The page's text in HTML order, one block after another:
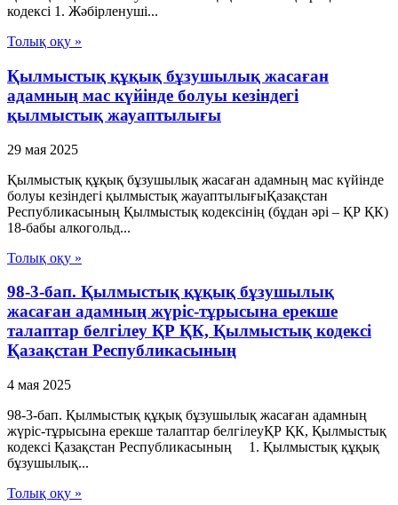
кодексi 1. Жәбiрленушi...
Толық оқу »
Қылмыстық құқық бұзушылық жасаған
адамның мас күйінде болуы кезіндегі
қылмыстық жауаптылығы
29 мая 2025
Қылмыстық құқық бұзушылық жасаған адамның мас күйінде
болуы кезіндегі қылмыстық жауаптылығыҚазақстан
Республикасының Қылмыстық кодексінің (бұдан әрі – ҚР ҚК)
18-бабы алкогольд...
Толық оқу »
98-3-бап. Қылмыстық құқық бұзушылық
жасаған адамның жүріс-тұрысына ерекше
талаптар белгілеу ҚР ҚК, Қылмыстық кодексi
Қазақстан Республикасының
4 мая 2025
98-3-бап. Қылмыстық құқық бұзушылық жасаған адамның
жүріс-тұрысына ерекше талаптар белгілеуҚР ҚК, Қылмыстық
кодексi Қазақстан Республикасының 1. Қылмыстық құқық
бұзушылық...
Толық оқу »